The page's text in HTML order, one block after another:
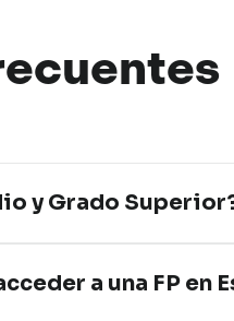
uentes
y Grado
El Grado
a una FP en